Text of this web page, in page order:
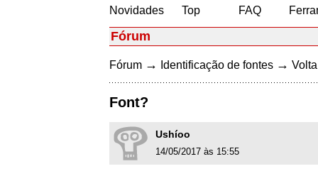
Novidades
Top
FAQ
Fórum
Fórum → Identificação de fontes →
Font?
Ushíoo
14/05/2017 às 15:55